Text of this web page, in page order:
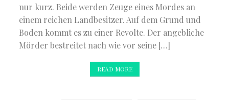
nur kurz. Beide werden Zeuge eines Mordes an
einem reichen Landbesitzer. Auf dem Grund und
Boden kommt es zu einer Revolte. Der angebliche
Mörder bestreitet nach wie vor seine […]
READ MORE